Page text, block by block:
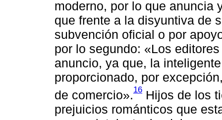
moderno, por lo que anuncia
que frente a la disyuntiva de
subvención oficial o por
por lo segundo: «Los
anuncio, ya que, la
proporcionado, por
de comercio».16 Hijos de los
prejuicios románticos que